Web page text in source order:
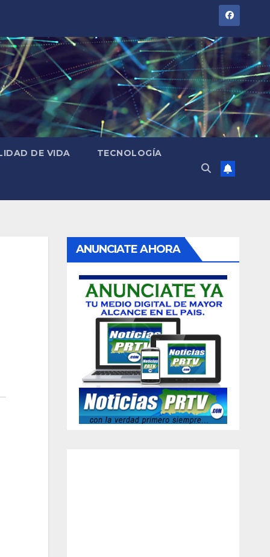
DE VIDA TECNOLOGÍA
ANUNCIATE AHORA